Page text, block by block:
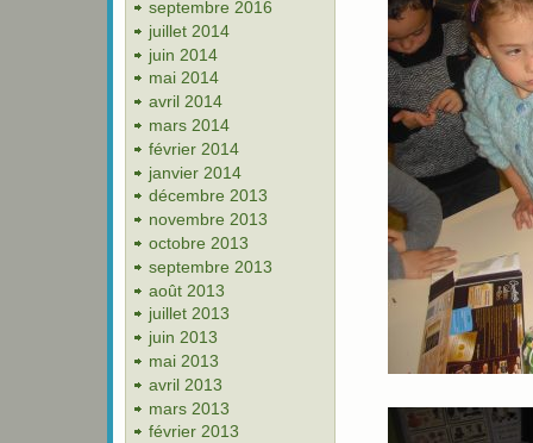
septembre 2016
juillet 2014
juin 2014
mai 2014
avril 2014
mars 2014
février 2014
janvier 2014
décembre 2013
novembre 2013
octobre 2013
septembre 2013
août 2013
juillet 2013
juin 2013
mai 2013
avril 2013
mars 2013
février 2013